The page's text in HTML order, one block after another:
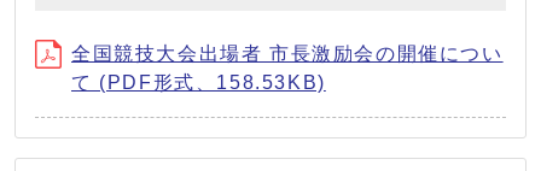
全国競技大会出場者 市長激励会の開催につい
て (PDF形式、158.53KB)